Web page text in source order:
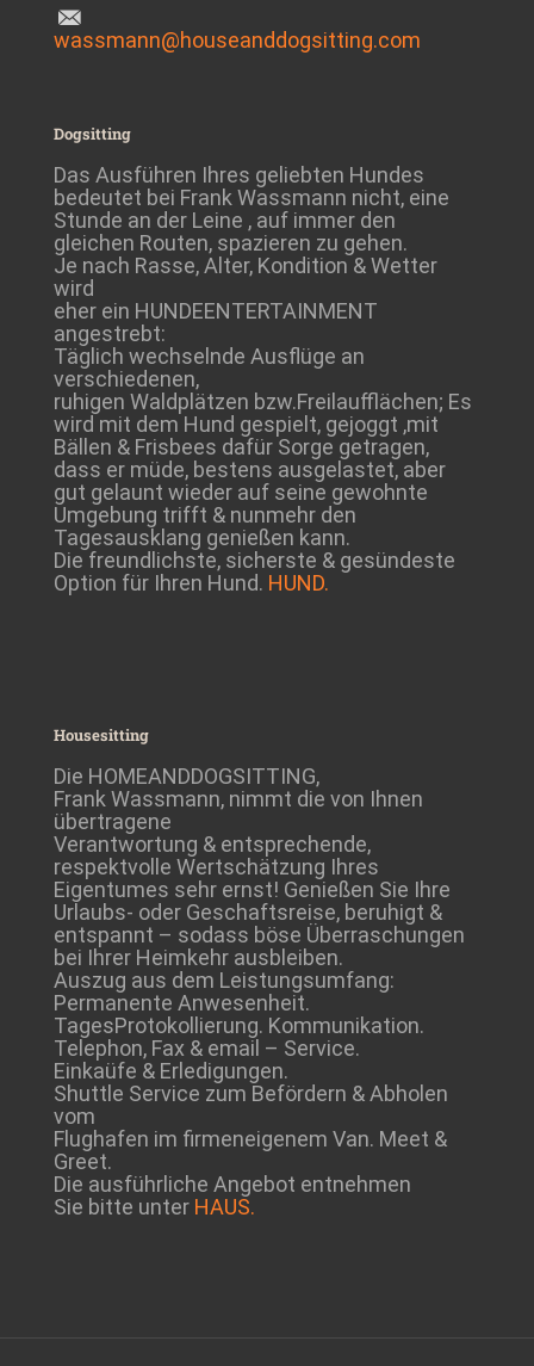
wassmann@houseanddogsitting.com
Dogsitting
Das Ausführen Ihres geliebten Hundes
bedeutet bei Frank Wassmann nicht, eine
Stunde an der Leine , auf immer den
gleichen Routen, spazieren zu gehen.
Je nach Rasse, Alter, Kondition & Wetter
wird
eher ein HUNDEENTERTAINMENT
angestrebt:
Täglich wechselnde Ausflüge an
verschiedenen,
ruhigen Waldplätzen bzw.Freilaufflächen; Es
wird mit dem Hund gespielt, gejoggt ,mit
Bällen & Frisbees dafür Sorge getragen,
dass er müde, bestens ausgelastet, aber
gut gelaunt wieder auf seine gewohnte
Umgebung trifft & nunmehr den
Tagesausklang genießen kann.
Die freundlichste, sicherste & gesündeste
Option für Ihren Hund. HUND.
Housesitting
Die HOMEANDDOGSITTING,
Frank Wassmann, nimmt die von Ihnen
übertragene
Verantwortung & entsprechende,
respektvolle Wertschätzung Ihres
Eigentumes sehr ernst! Genießen Sie Ihre
Urlaubs- oder Geschaftsreise, beruhigt &
entspannt – sodass böse Überraschungen
bei Ihrer Heimkehr ausbleiben.
Auszug aus dem Leistungsumfang:
Permanente Anwesenheit.
TagesProtokollierung. Kommunikation.
Telephon, Fax & email – Service.
Einkaüfe & Erledigungen.
Shuttle Service zum Befördern & Abholen
vom
Flughafen im firmeneigenem Van. Meet &
Greet.
Die ausführliche Angebot entnehmen
Sie bitte unter HAUS.